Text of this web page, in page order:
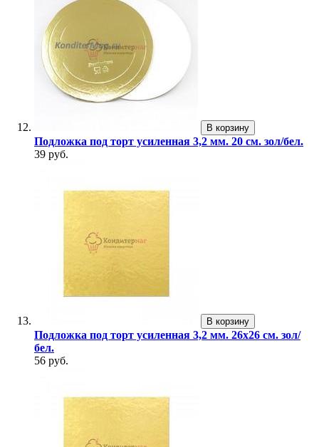
В корзину
Подложка под торт усиленная 3,2 мм. 20 см. зол/бел.
39 руб.
В корзину
Подложка под торт усиленная 3,2 мм. 26х26 см. зол/
бел.
56 руб.